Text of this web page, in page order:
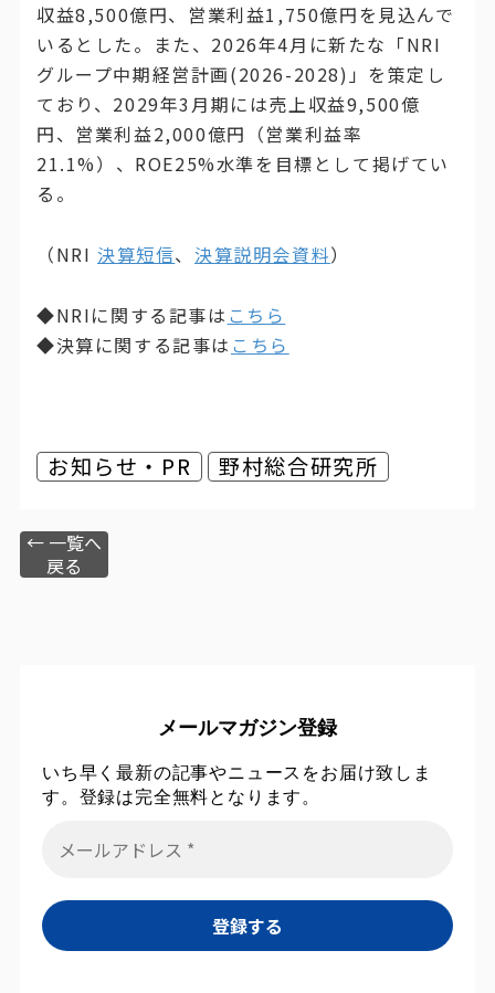
収益8,500億円、営業利益1,750億円を見込んで
いるとした。また、2026年4月に新たな「NRI
グループ中期経営計画(2026-2028)」を策定し
ており、2029年3月期には売上収益9,500億
円、営業利益2,000億円（営業利益率
21.1%）、ROE25%水準を目標として掲げてい
る。
（NRI 決算短信、 決算説明会資料）
◆NRIに関する記事は こちら
◆決算に関する記事は こちら
お知らせ・PR 野村総合研究所
← 一覧へ
戻る
メールマガジン登録
いち早く最新の記事やニュースをお届け致しま
す。登録は完全無料となります。